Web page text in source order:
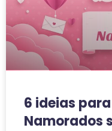
6 ideias
Namorados